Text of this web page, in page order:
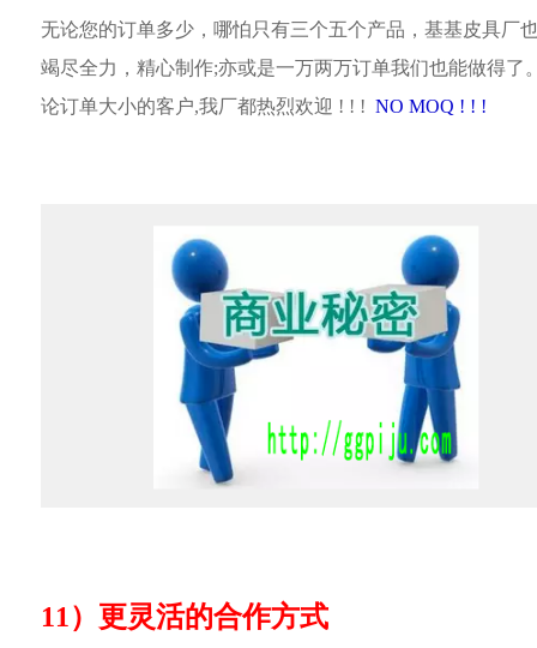
无论您的订单多少，哪怕只有三个五个产品，基基皮具厂
竭尽全力，精心制作;亦或是一万两万订单我们也能做得了
论订单大小的客户,我厂都热烈欢迎 ! ! ! NO MOQ ! ! !
11）更灵活的合作方式